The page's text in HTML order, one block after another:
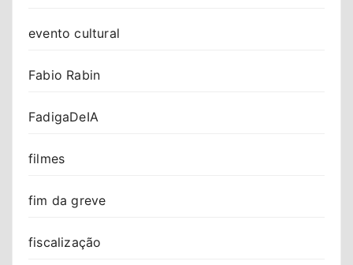
evento cultural
Fabio Rabin
FadigaDeIA
filmes
fim da greve
fiscalização